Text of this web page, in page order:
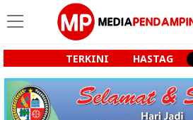
TERKINI HASTAG